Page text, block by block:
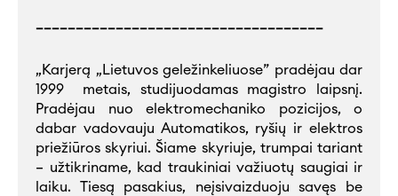
„Karjerą „Lietuvos geležinkeliuose” pradėjau dar
1999 metais, studijuodamas magistro laipsnį.
Pradėjau nuo elektromechaniko pozicijos, o
dabar vadovauju Automatikos, ryšių ir elektros
priežiūros skyriui. Šiame skyriuje, trumpai tariant
– užtikriname, kad traukiniai važiuotų saugiai ir
laiku. Tiesą pasakius, neįsivaizduoju savęs be